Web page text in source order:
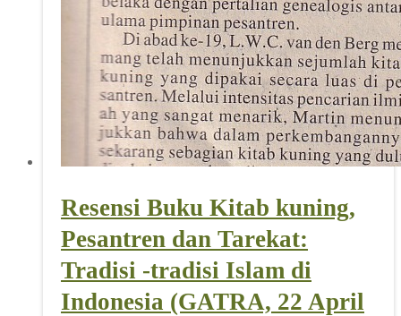
Resensi Buku Kitab kuning,
Pesantren dan Tarekat:
Tradisi -tradisi Islam di
Indonesia (GATRA, 22 April